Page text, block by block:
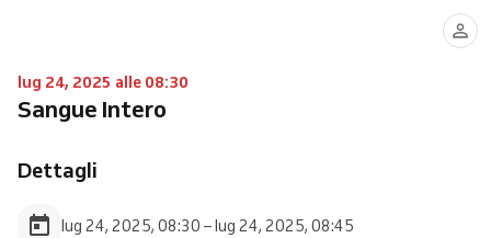
lug 24, 2025 alle 08:30
Sangue Intero
Dettagli
lug 24, 2025, 08:30 – lug 24, 2025, 08:45